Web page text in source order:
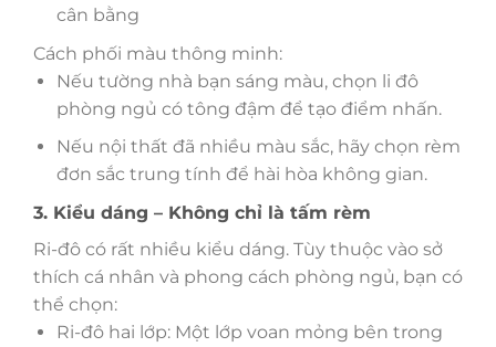
cân bằng
Cách phối màu thông minh:
Nếu tường nhà bạn sáng màu, chọn li đô
phòng ngủ có tông đậm để tạo điểm nhấn.
Nếu nội thất đã nhiều màu sắc, hãy chọn rèm
đơn sắc trung tính để hài hòa không gian.
3. Kiểu dáng – Không chỉ là tấm rèm
Ri-đô có rất nhiều kiểu dáng. Tùy thuộc vào sở
thích cá nhân và phong cách phòng ngủ, bạn có
thể chọn:
Ri-đô hai lớp: Một lớp voan mỏng bên trong